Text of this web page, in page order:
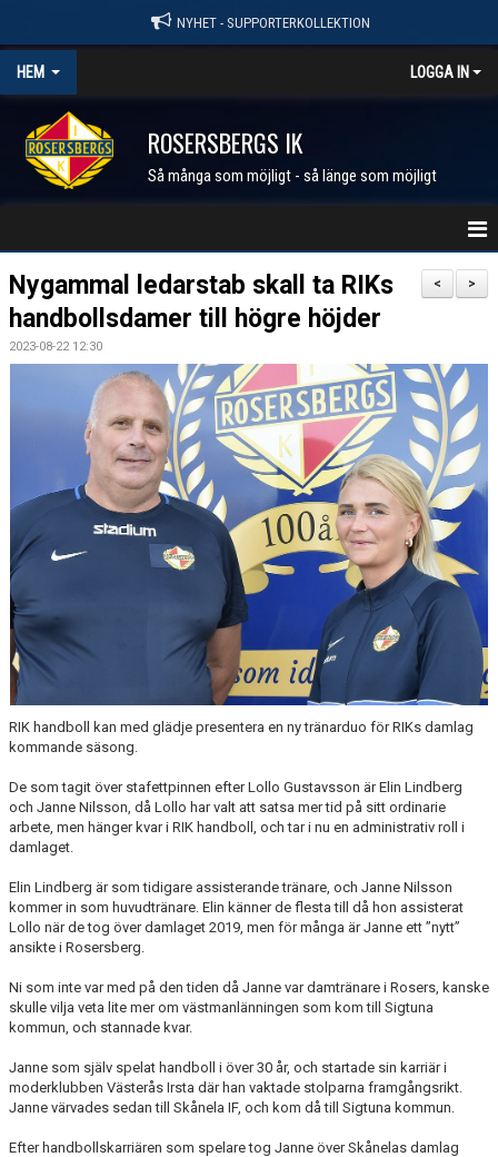
NYHET - SUPPORTERKOLLEKTION
HEM LOGGA IN
ROSERSBERGS IK
Så många som möjligt - så länge som möjligt
STARTSIDA
NYHETER
KALENDER
MEDLEM I RIK
FÖRENINGEN
HITTA HIT!
INFORMATION TILL LEDARE
BILDARKIV
>
<
Nygammal ledarstab skall ta RIKs
handbollsdamer till högre höjder
2023-08-22 12:30
RIK handboll kan med glädje presentera en ny tränarduo för RIKs damlag
kommande säsong.
De som tagit över stafettpinnen efter Lollo Gustavsson är Elin Lindberg
och Janne Nilsson, då Lollo har valt att satsa mer tid på sitt ordinarie
arbete, men hänger kvar i RIK handboll, och tar i nu en administrativ roll i
damlaget.
Elin Lindberg är som tidigare assisterande tränare, och Janne Nilsson
kommer in som huvudtränare. Elin känner de flesta till då hon assisterat
Lollo när de tog över damlaget 2019, men för många är Janne ett ”nytt”
ansikte i Rosersberg.
Ni som inte var med på den tiden då Janne var damtränare i Rosers, kanske
skulle vilja veta lite mer om västmanlänningen som kom till Sigtuna
kommun, och stannade kvar.
Janne som själv spelat handboll i över 30 år, och startade sin karriär i
moderklubben Västerås Irsta där han vaktade stolparna framgångsrikt.
Janne värvades sedan till Skånela IF, och kom då till Sigtuna kommun.
Efter handbollskarriären som spelare tog Janne över Skånelas damlag